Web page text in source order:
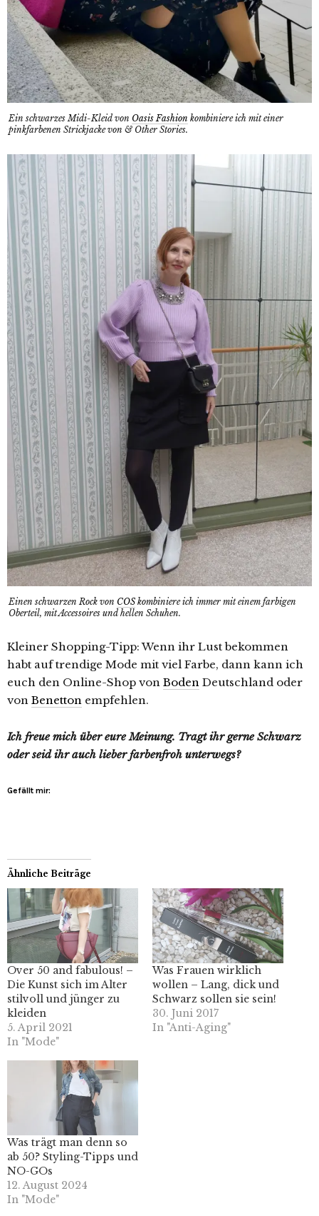
Ein schwarzes Midi-Kleid von Oasis Fashion kombiniere ich mit einer
pinkfarbenen Strickjacke von & Other Stories.
Einen schwarzen Rock von COS kombiniere ich immer mit einem farbigen
Oberteil, mit Accessoires und hellen Schuhen.
Kleiner Shopping-Tipp: Wenn ihr Lust bekommen
habt auf trendige Mode mit viel Farbe, dann kann ich
euch den Online-Shop von Boden Deutschland oder
von Benetton empfehlen.
Ich freue mich über eure Meinung. Tragt ihr gerne Schwarz
oder seid ihr auch lieber farbenfroh unterwegs?
Gefällt mir:
Ähnliche Beiträge
Over 50 and fabulous! –
Die Kunst sich im Alter
stilvoll und jünger zu
kleiden
5. April 2021
In "Mode"
Was Frauen wirklich
wollen – Lang, dick und
Schwarz sollen sie sein!
30. Juni 2017
In "Anti-Aging"
Was trägt man denn so
ab 50? Styling-Tipps und
NO-GOs
12. August 2024
In "Mode"